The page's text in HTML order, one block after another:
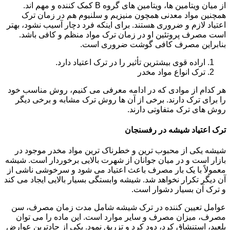
از میان ویتامین ها، ویتامین های گروه B کمک کننده و مهم اند.
همچنین مواد معدنی همچون منیزیم و سلنیوم هم در زمان ترک
اعتیاد لازم و ضروری هستند. برای اینکه فرد دچار آسیب نشود، بهتر
است مصرف پروتئین او در زمان ترک مواد منظم و کافی باشد.
بنابراین مصرف کافی گوشت ضروری است.
اراده قوی بیشترین تأثیر را در ترک اعتیاد دارد.
ترک انواع مواد مخدر
هر کدام از موادی که در ادامه معرفی می کنیم، روش مناسب خود
را برای ترک دارند. برخی از آن ها روش ترک مشابه و برخی دیگر
روش های ترک متفاوتی دارند.
ترک اعتیاد شیشه در رفسنجان
شیشه یکی از محبوب ترین و خطرناک ترین مواد مخدر موجود در
بازار است و در میان جوانان از شهرت بالایی برخوردار است. شیشه
معمولاً با یک بار مصرف باعث اعتیاد می شود و سرخوشی ناشی از
آن دیگر تکرار نخواهد شد. شیشه وابستگی بسیار بالایی ایجاد می کند
و ترک آن بسیار دشوار است.
عوامل تعیین کننده در ترک شیشه شامل مدت زمان مصرف، سن
مصرف، میزان مصرف و سایر موارد است. این ماده را می توان
بلعید، استنشاق کرد، دود کرد و تزریق نمود. یکی از حادترین عوارض